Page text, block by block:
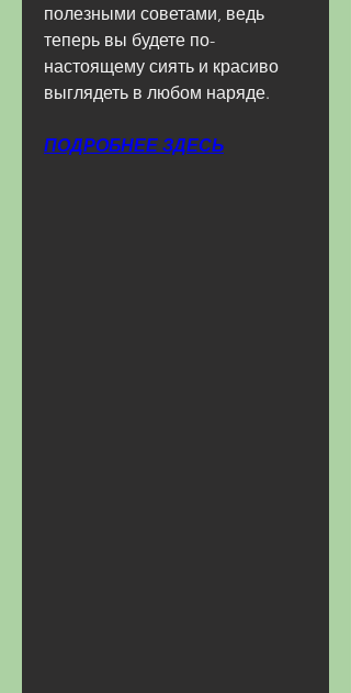
полезными советами, ведь
теперь вы будете по-
настоящему сиять и красиво
выглядеть в любом наряде.
ПОДРОБНЕЕ ЗДЕСЬ